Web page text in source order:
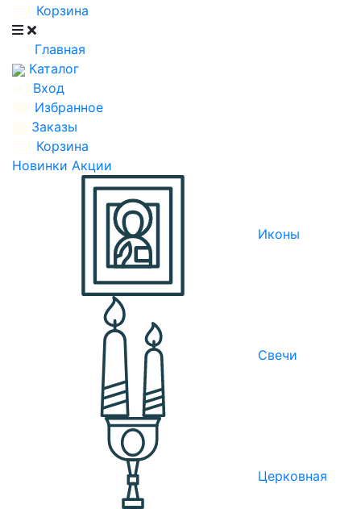
Корзина
Главная
Каталог
Вход
Избранное
Заказы
Корзина
Новинки Акции
Иконы
Свечи
Церковная